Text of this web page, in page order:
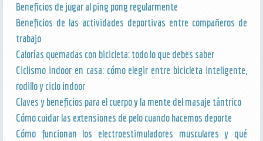
Beneficios de jugar al ping pong regularmente
Beneficios de las actividades deportivas entre compañeros de
trabajo
Calorías quemadas con bicicleta: todo lo que debes saber
Ciclismo indoor en casa: cómo elegir entre bicicleta inteligente,
rodillo y ciclo indoor
Claves y beneficios para el cuerpo y la mente del masaje tántrico
Cómo cuidar las extensiones de pelo cuando hacemos deporte
Cómo funcionan los electroestimuladores musculares y qué